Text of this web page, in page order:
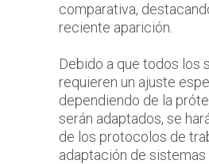
comparativa,
reciente aparición.
Debido a que todos los
requieren un ajuste
dependiendo de la
serán adaptados, se
de los protocolos de
adaptación de